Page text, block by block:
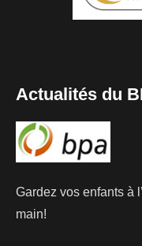
Actualités du
Gardez vos enfants à
main!